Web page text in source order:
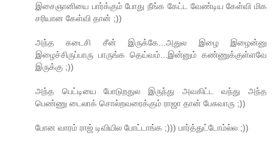
இசைஞானியை பார்க்கும் போது நீங்க கேட்ட வேண்டிய கேள்வி மிக
சரியான கேள்வி தான் ;))
அந்த கடைசி சீன் இருக்கே...அதுல இழை இழைன்னு
இழைச்சிருப்பாரு பாருங்க தெய்வம்...இன்னும் கண்ணுக்குள்ளவே
இருக்கு ;))
அந்த பெட்டியை போடுறதுல இருந்து அவகிட்ட வந்து அந்த
பெண்ணு டைலாக் சொல்றவரைக்கும் ராஜா தான் பேசுவாரு ;))
போன வாரம் ராஜ் டிவியில போட்டாங்க ;))) பார்த்துட்டோம்ல்ல ;))